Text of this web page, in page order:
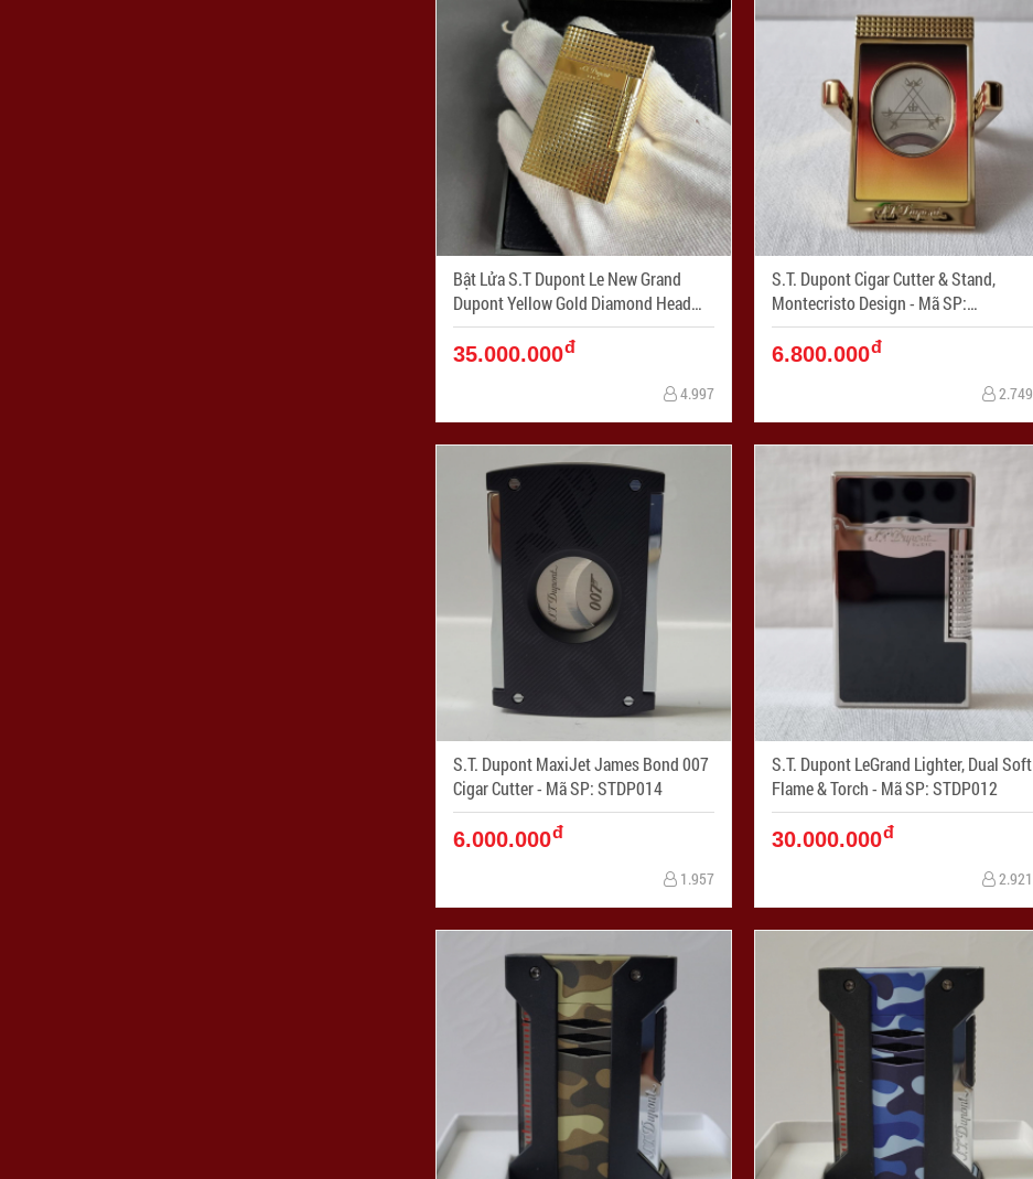
Bật Lửa S.T Dupont Le New Grand
Dupont Yellow Gold Diamond Head
Lighter C23009 - Mã SP: ZPC04024
35.000.000đ
4.997
S.T. Dupont Cigar Cutter & Stand,
Montecristo Design - Mã SP:
ZPC04015
6.800.000đ
2.749
S.T. Dupont MaxiJet James Bond 007
Cigar Cutter - Mã SP: STDP014
6.000.000đ
1.957
S.T. Dupont LeGrand Lighter, Dual Soft
Flame & Torch - Mã SP: STDP012
30.000.000đ
2.921